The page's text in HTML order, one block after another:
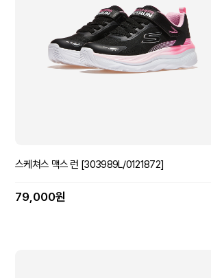
스케쳐스 맥스 런 [303989L/0121872]
79,000원